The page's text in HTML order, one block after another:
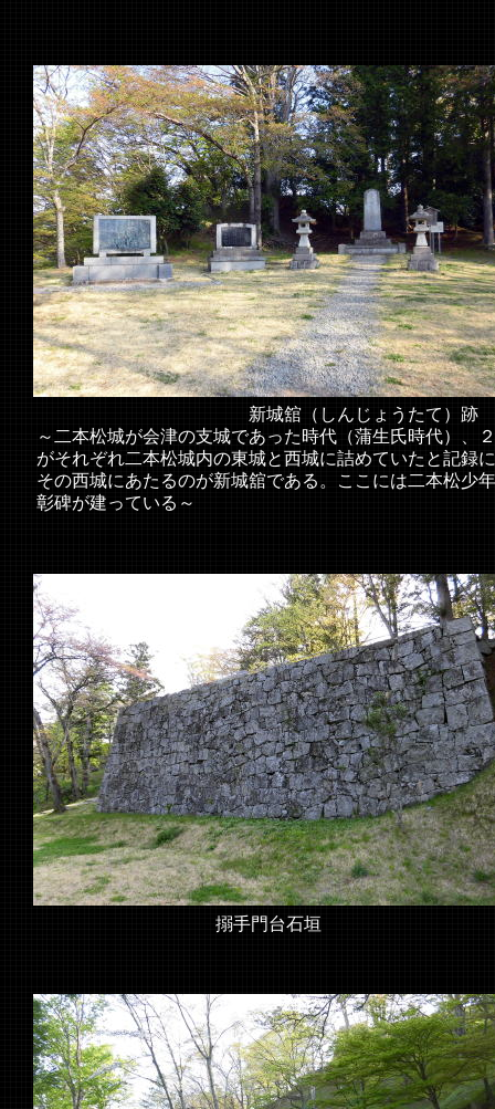
搦手門台石垣
新城舘（しんじょうたて）跡
～二本松城が会津の支城であった時代（蒲生氏時代）、
がそれぞれ二本松城内の東城と西城に詰めていたと記録
その西城にあたるのが新城舘である。ここには二本松少
彰碑が建っている～